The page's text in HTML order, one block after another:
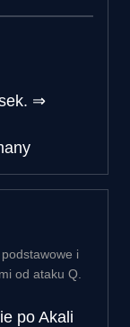
⇒
i
od ataku Q.
po Akali